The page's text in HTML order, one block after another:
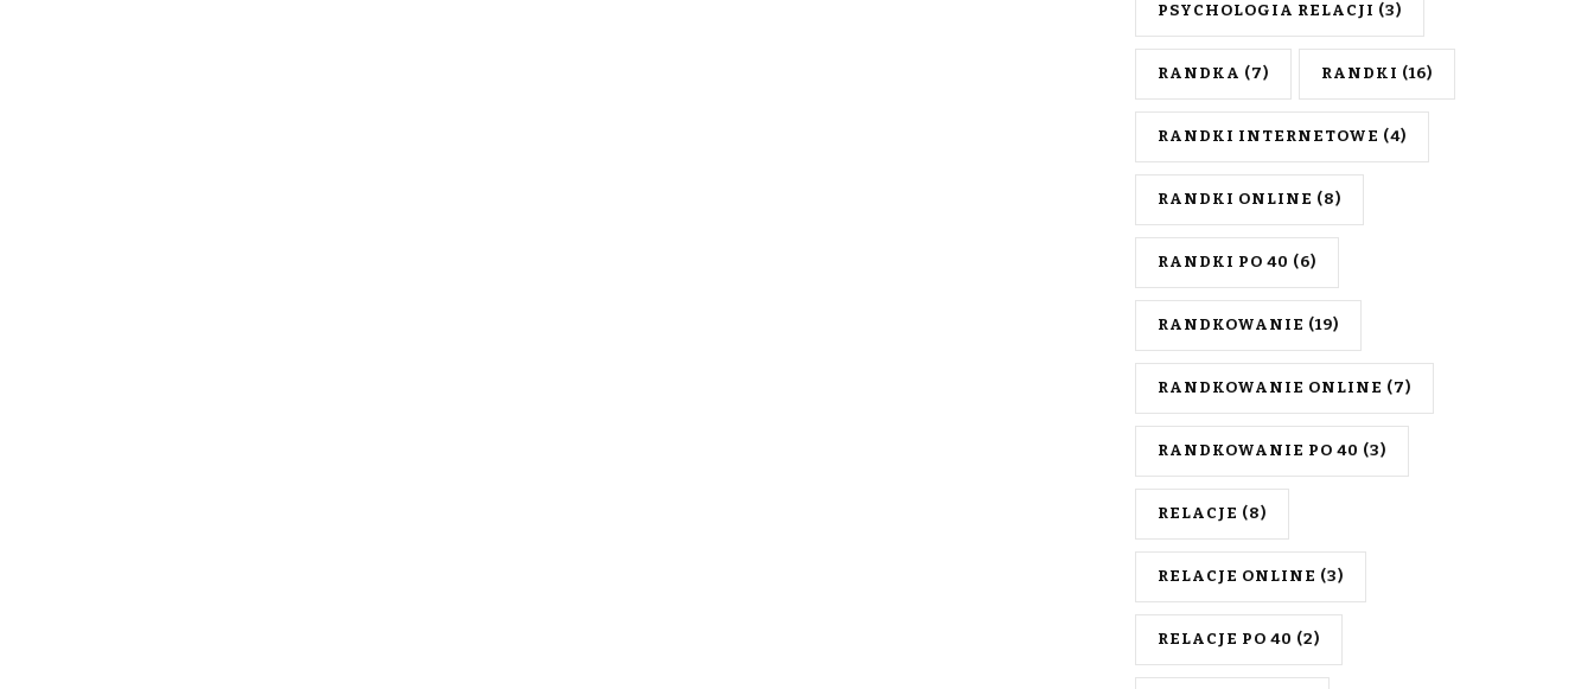
PSYCHOLOGIA RELACJI (3)
RANDKA (7) RANDKI (16)
RANDKI INTERNETOWE (4)
RANDKI ONLINE (8)
RANDKI PO 40 (6)
RANDKOWANIE (19)
RANDKOWANIE ONLINE (7)
RANDKOWANIE PO 40 (3)
RELACJE (8)
RELACJE ONLINE (3)
RELACJE PO 40 (2)